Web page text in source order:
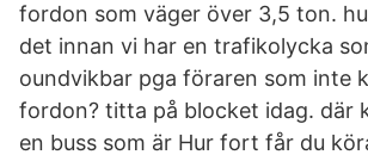
fordon som väger över 3,5 ton.
det innan vi har en trafikolycka
oundvikbar pga föraren som inte
fordon? titta på blocket idag. där
en buss som är Hur fort får du